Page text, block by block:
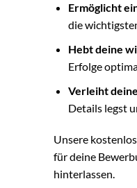
Ermöglicht
die
Hebt deine
Erfolge
Verleiht
Details legst
Unsere
für deine
hinterlassen.